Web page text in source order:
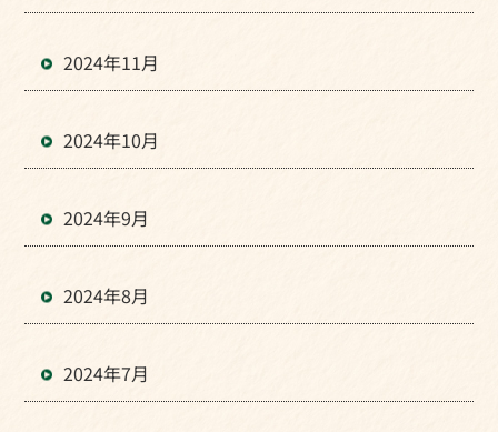
2024年11月
2024年10月
2024年9月
2024年8月
2024年7月